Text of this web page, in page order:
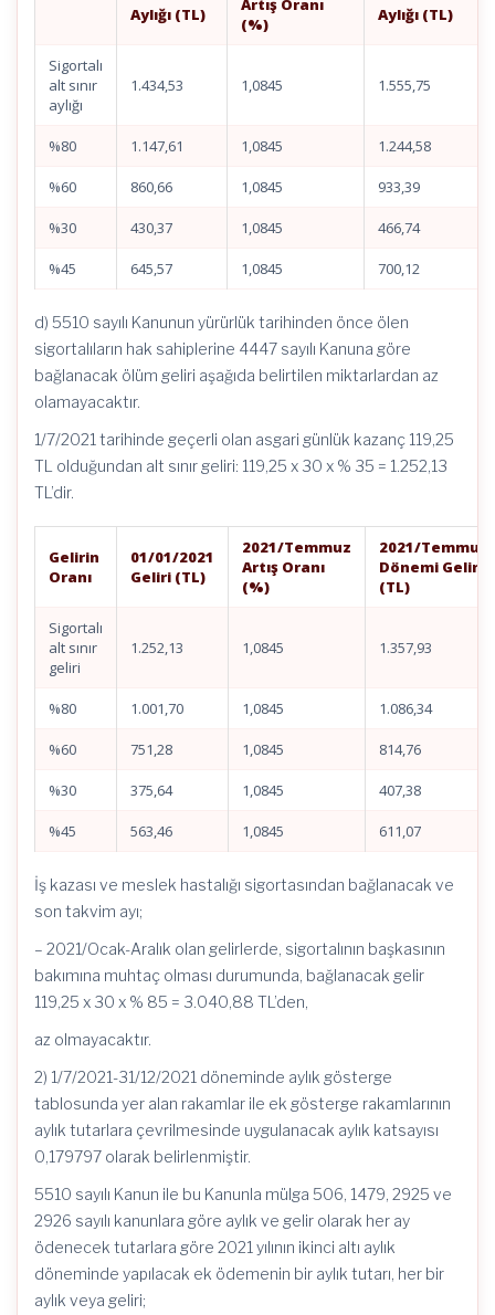
Aylığı (TL)
Artış Oranı
(%)
Aylığı (TL)
Sigortalı
alt sınır
aylığı
1.434,53 1,0845 1.555,75
%80 1.147,61 1,0845 1.244,58
%60 860,66 1,0845 933,39
%30 430,37 1,0845 466,74
%45 645,57 1,0845 700,12
d) 5510 sayılı Kanunun yürürlük tarihinden önce ölen
sigortalıların hak sahiplerine 4447 sayılı Kanuna göre
bağlanacak ölüm geliri aşağıda belirtilen miktarlardan az
olamayacaktır.
1/7/2021 tarihinde geçerli olan asgari günlük kazanç 119,25
TL olduğundan alt sınır geliri: 119,25 x 30 x % 35 = 1.252,13
TL’dir.
Gelirin
Oranı
01/01/2021
Geliri (TL)
2021/Temmuz
Artış Oranı
(%)
2021/Temmuz
Dönemi Geliri
(TL)
Sigortalı
alt sınır
geliri
1.252,13 1,0845 1.357,93
%80 1.001,70 1,0845 1.086,34
%60 751,28 1,0845 814,76
%30 375,64 1,0845 407,38
%45 563,46 1,0845 611,07
İş kazası ve meslek hastalığı sigortasından bağlanacak ve
son takvim ayı;
– 2021/Ocak-Aralık olan gelirlerde, sigortalının başkasının
bakımına muhtaç olması durumunda, bağlanacak gelir
119,25 x 30 x % 85 = 3.040,88 TL’den,
az olmayacaktır.
2) 1/7/2021-31/12/2021 döneminde aylık gösterge
tablosunda yer alan rakamlar ile ek gösterge rakamlarının
aylık tutarlara çevrilmesinde uygulanacak aylık katsayısı
0,179797 olarak belirlenmiştir.
5510 sayılı Kanun ile bu Kanunla mülga 506, 1479, 2925 ve
2926 sayılı kanunlara göre aylık ve gelir olarak her ay
ödenecek tutarlara göre 2021 yılının ikinci altı aylık
döneminde yapılacak ek ödemenin bir aylık tutarı, her bir
aylık veya geliri;